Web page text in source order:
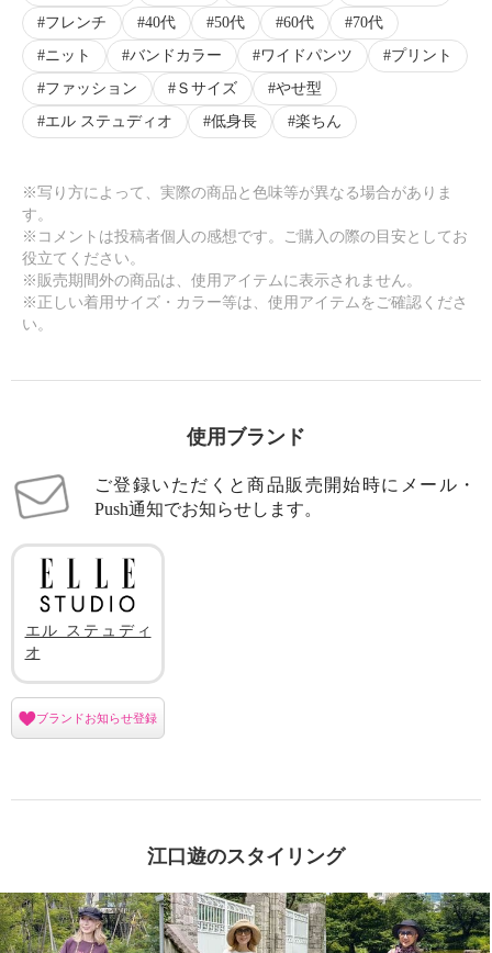
フレンチ
40代 50代 60代
70代
ニット
バンドカラー ワイドパンツ
プリント
ファッション
Ｓサイズ
やせ型
エル ステュディオ
低身長 楽ちん
※写り方によって、実際の商品と色味等が異なる場合がありま
す。
※コメントは投稿者個人の感想です。ご購入の際の目安としてお
役立てください。
※販売期間外の商品は、使用アイテムに表示されません。
※正しい着用サイズ・カラー等は、使用アイテムをご確認くださ
い。
使用ブランド
ご登録いただくと商品販売開始時にメール・
Push通知でお知らせします。
エル ステュディ
オ
ブランドお知らせ登録
江口遊のスタイリング